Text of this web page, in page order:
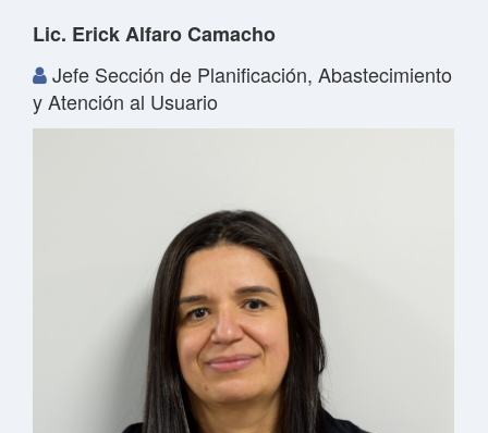
Lic. Erick Alfaro Camacho
Jefe Sección de Planificación, Abastecimiento
y Atención al Usuario